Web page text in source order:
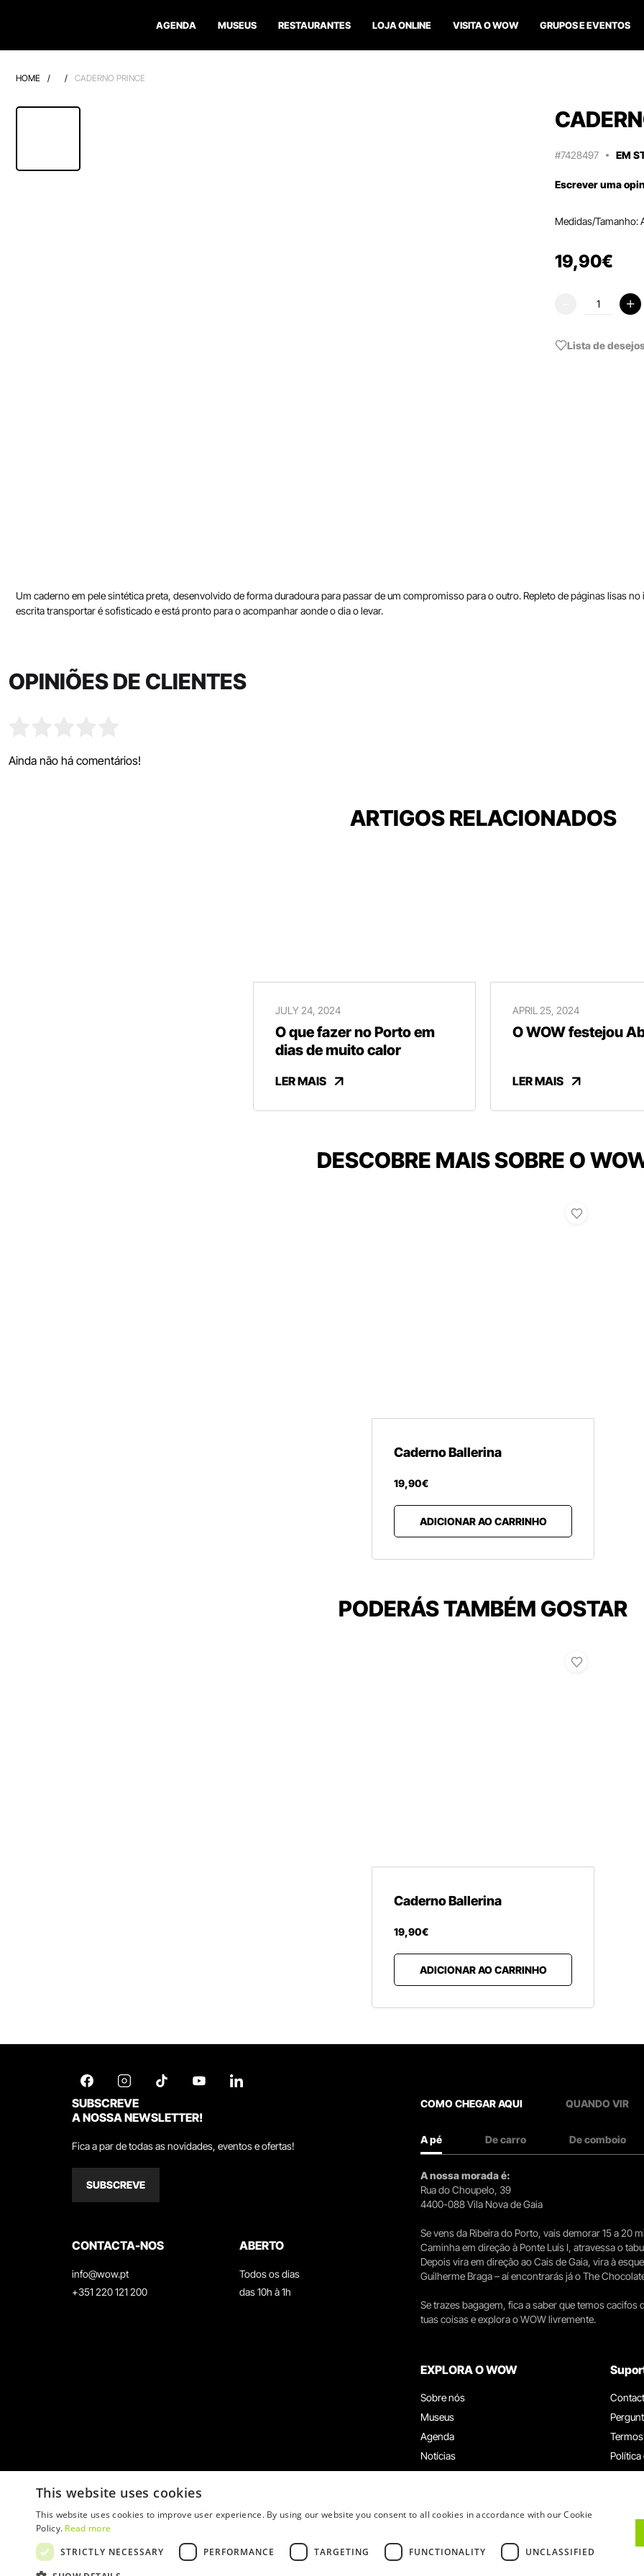
AGENDA MUSEUS RESTAURANTES LOJA ONLINE VISITA O WOW GRUPOS E EVENTOS
HOME / / CADERNO PRINCE
#7428497 EM
Escrever uma
Medidas/Tamanho:
19,90€
Lista de
Um caderno em pele sintética preta, desenvolvido de forma duradoura para passar de um compromisso para o outro. Repleto de páginas lisas
escrita transportar é sofisticado e está pronto para o acompanhar aonde o dia o levar.
OPINIÕES DE CLIENTES
Ainda não há comentários!
ARTIGOS RELACIONADOS
JULY 24, 2024
O que fazer no Porto em
dias de muito calor
LER MAIS
APRIL 25, 2024
O WOW festejou
LER MAIS
DESCOBRE MAIS SOBRE O
Caderno Ballerina
19,90€
ADICIONAR AO CARRINHO
PODERÁS TAMBÉM GOSTAR
Caderno Ballerina
19,90€
ADICIONAR AO CARRINHO
SUBSCREVE
A NOSSA NEWSLETTER!
Fica a par de todas as novidades, eventos e ofertas!
SUBSCREVE
CONTACTA-NOS
info@wow.pt
+351 220 121 200
ABERTO
Todos os dias
das 10h à 1h
COMO CHEGAR AQUI QUANDO VIR
A pé De carro De comboio
A nossa morada é:
Rua do Choupelo, 39
4400-088 Vila Nova de Gaia
Se vens da Ribeira do Porto, vais demorar 15 a 20
Caminha em direção à Ponte Luís I, atravessa o
Depois vira em direção ao Cais de Gaia, vira à
Guilherme Braga – aí encontrarás já o The
Se trazes bagagem, fica a saber que temos
tuas coisas e explora o WOW livremente.
EXPLORA O WOW
Sobre nós
Museus
Agenda
Notícias
Restaurantes
Grupos e Eventos
Política
This website uses cookies
This website uses cookies to improve user experience. By using our website you consent to all cookies in accordance with our Cookie
Policy. Read more
STRICTLY NECESSARY
PERFORMANCE TARGETING FUNCTIONALITY UNCLASSIFIED